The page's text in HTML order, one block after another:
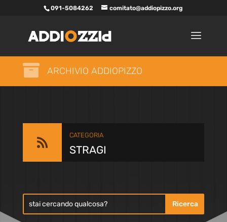
091-5084262 comitato@addiopizzo.org
 ARCHIVIO ADDIOPIZZO

CATEGORIA
STRAGI